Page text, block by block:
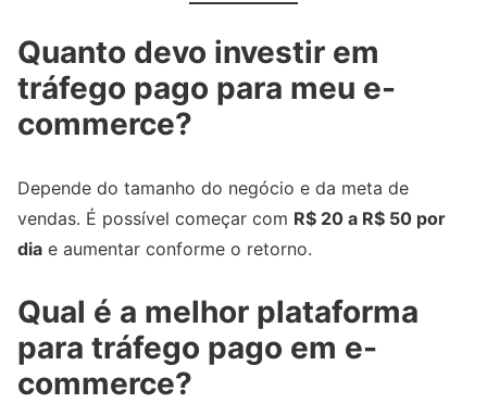
Quanto devo investir em
tráfego pago para meu e-
commerce?
Depende do tamanho do negócio e da meta de
vendas. É possível começar com R$ 20 a R$ 50 por
dia e aumentar conforme o retorno.
Qual é a melhor plataforma
para tráfego pago em e-
commerce?